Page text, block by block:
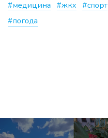
#медицина #жкх #спорт
#погода